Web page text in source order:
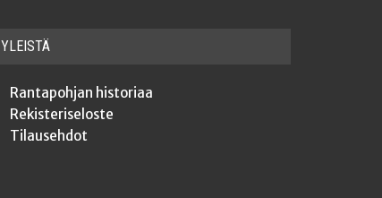
YLEISTÄ
Ran­ta­poh­jan historiaa
Rekis­te­ri­se­los­te
Tilauseh­dot